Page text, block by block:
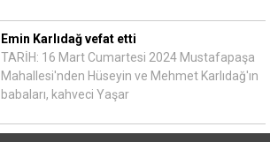
Emin Karlıdağ vefat etti
TARİH: 16 Mart Cumartesi 2024 Mustafapaşa
Mahallesi'nden Hüseyin ve Mehmet Karlıdağ'ın
babaları, kahveci Yaşar